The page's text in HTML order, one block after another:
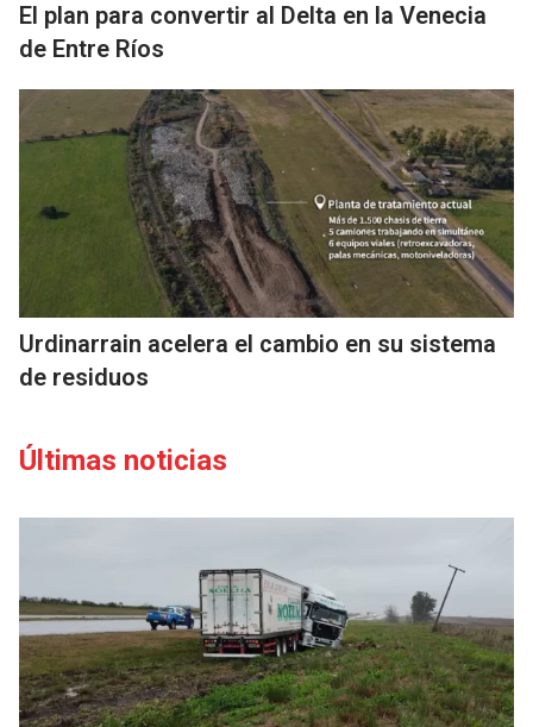
El plan para convertir al Delta en la Venecia
de Entre Ríos
Urdinarrain acelera el cambio en su sistema
de residuos
Últimas noticias